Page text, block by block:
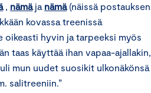
, nämäja nämä(näissä postauksen
kovassa treenissä
oikeasti hyvin ja tarpeeksi myös
taas käyttää ihan vapaa-ajallakin,
mun uudet suosikit ulkonäkönsä
salitreeniin.”